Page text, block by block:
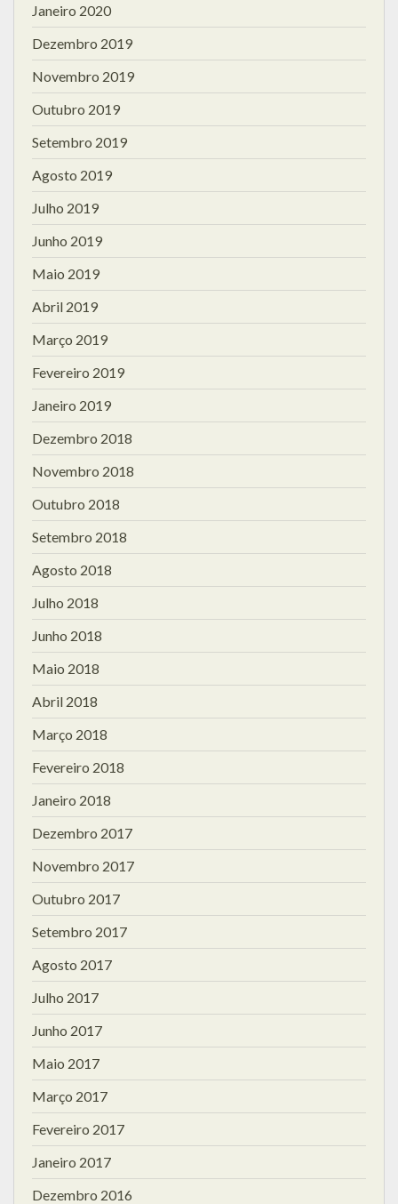
Janeiro 2020
Dezembro 2019
Novembro 2019
Outubro 2019
Setembro 2019
Agosto 2019
Julho 2019
Junho 2019
Maio 2019
Abril 2019
Março 2019
Fevereiro 2019
Janeiro 2019
Dezembro 2018
Novembro 2018
Outubro 2018
Setembro 2018
Agosto 2018
Julho 2018
Junho 2018
Maio 2018
Abril 2018
Março 2018
Fevereiro 2018
Janeiro 2018
Dezembro 2017
Novembro 2017
Outubro 2017
Setembro 2017
Agosto 2017
Julho 2017
Junho 2017
Maio 2017
Março 2017
Fevereiro 2017
Janeiro 2017
Dezembro 2016